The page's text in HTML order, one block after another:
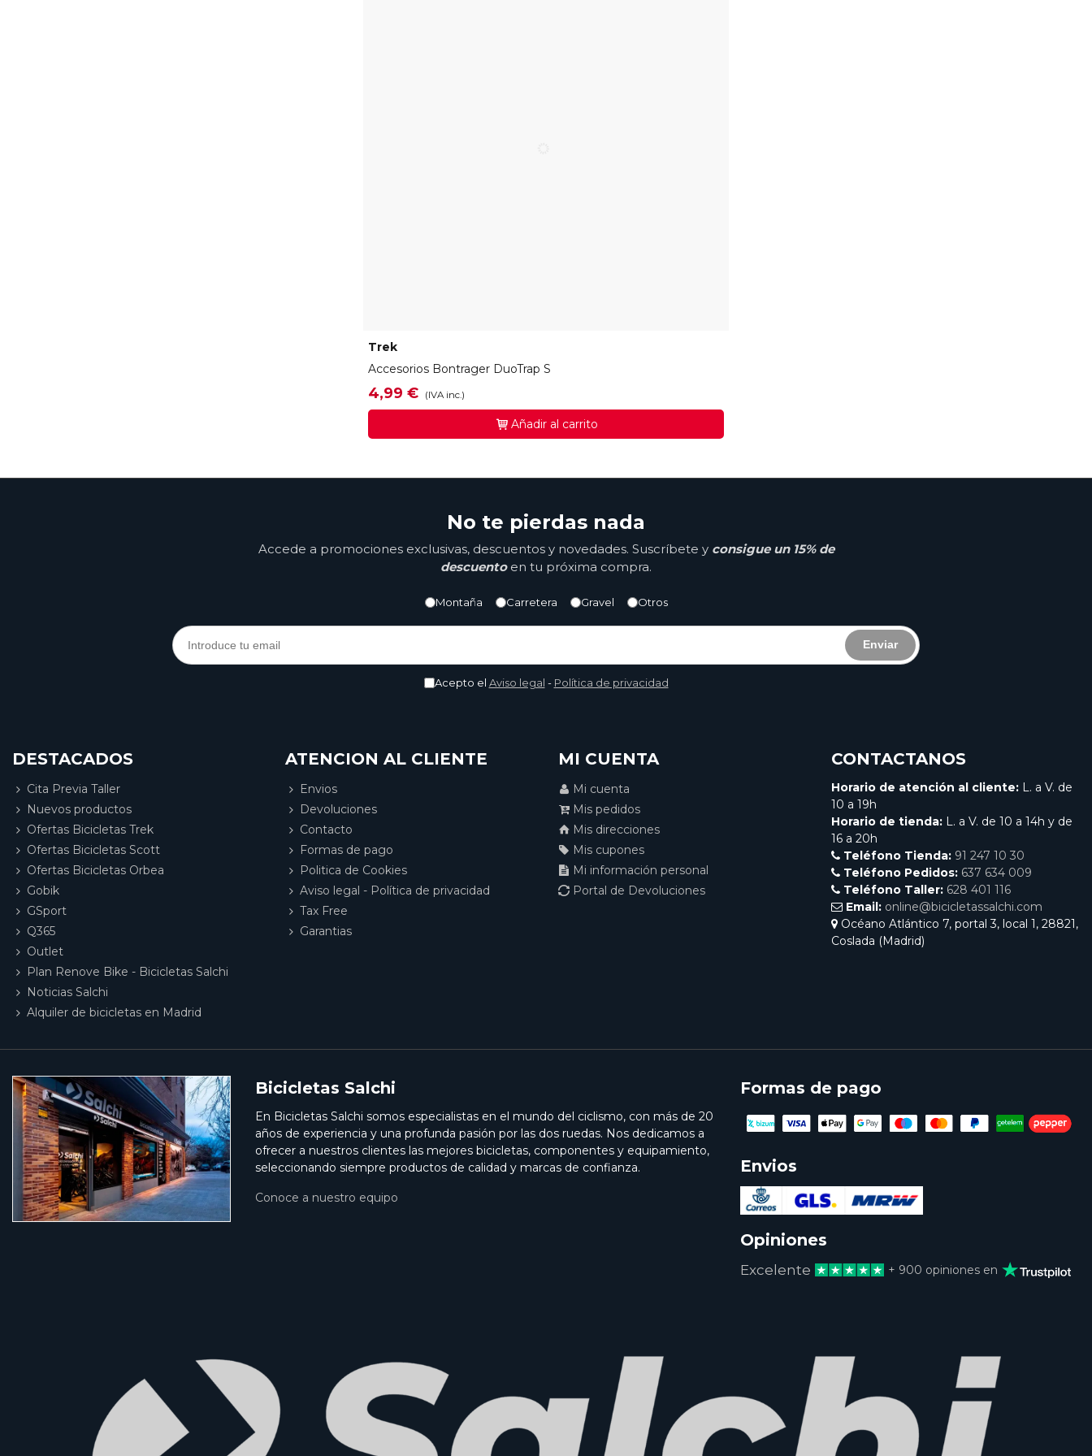
Trek
Accesorios Bontrager DuoTrap S
4,99 € (IVA inc.)
Añadir al carrito
No te pierdas nada
Accede a promociones exclusivas, descuentos y novedades. Suscríbete y consigue un 15% de
descuentoen tu próxima compra.
Montaña Carretera Gravel Otros
Enviar
Acepto el Aviso legal - Política de privacidad
DESTACADOS
Cita Previa Taller
Nuevos productos
Ofertas Bicicletas Trek
Ofertas Bicicletas Scott
Ofertas Bicicletas Orbea
Gobik
GSport
Q365
Outlet
Plan Renove Bike - Bicicletas Salchi
Noticias Salchi
Alquiler de bicicletas en Madrid
ATENCION AL CLIENTE
Envios
Devoluciones
Contacto
Formas de pago
Politica de Cookies
Aviso legal - Política de privacidad
Tax Free
Garantias
MI CUENTA
Mi cuenta
Mis pedidos
Mis direcciones
Mis cupones
Mi información personal
Portal de Devoluciones
CONTACTANOS
Horario de atención al cliente: L. a V. de
10 a 19h
Horario de tienda: L. a V. de 10 a 14h y de
16 a 20h
Teléfono Tienda: 91 247 10 30
Teléfono Pedidos: 637 634 009
Teléfono Taller: 628 401 116
Email: online@bicicletassalchi.com
Océano Atlántico 7, portal 3, local 1, 28821,
Coslada (Madrid)
Bicicletas Salchi
En Bicicletas Salchi somos especialistas en el mundo del ciclismo, con más de 20
años de experiencia y una profunda pasión por las dos ruedas. Nos dedicamos a
ofrecer a nuestros clientes las mejores bicicletas, componentes y equipamiento,
seleccionando siempre productos de calidad y marcas de confianza.
Conoce a nuestro equipo
Formas de pago
Envios
Opiniones
Excelente + 900 opiniones en